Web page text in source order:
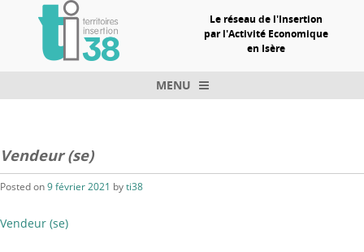
Le réseau de l'Insertion
par l'Activité Economique
en Isère
MENU
Vendeur (se)
Posted on9 février 2021 byti38
Vendeur (se)